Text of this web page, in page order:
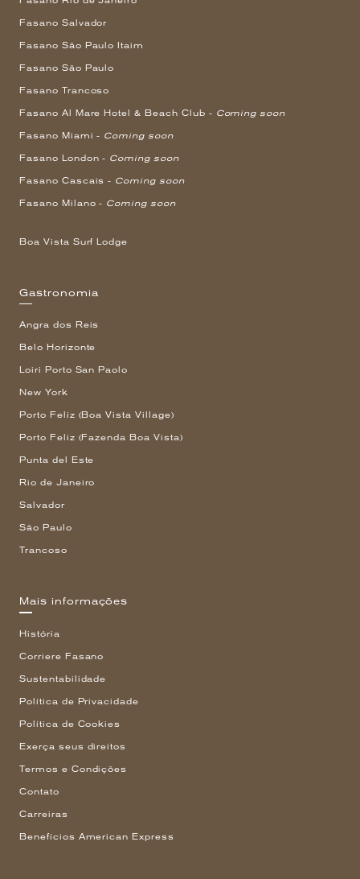
Fasano Salvador
Fasano São Paulo Itaim
Fasano São Paulo
Fasano Trancoso
Fasano Al Mare Hotel & Beach Club - Coming soon
Fasano Miami - Coming soon
Fasano London - Coming soon
Fasano Cascais - Coming soon
Fasano Milano - Coming soon
Boa Vista Surf Lodge
Gastronomia
Angra dos Reis
Belo Horizonte
Loiri Porto San Paolo
New York
Porto Feliz (Boa Vista Village)
Porto Feliz (Fazenda Boa Vista)
Punta del Este
Rio de Janeiro
Salvador
São Paulo
Trancoso
Mais informações
História
Corriere Fasano
Sustentabilidade
Política de Privacidade
Política de Cookies
Exerça seus direitos
Termos e Condições
Contato
Carreiras
Benefícios American Express